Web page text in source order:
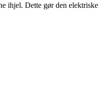
ihjel. Dette gør den elektriske